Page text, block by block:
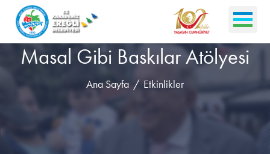
Masal Gibi Baskılar Atölyesi
Ana Sayfa Etkinlikler